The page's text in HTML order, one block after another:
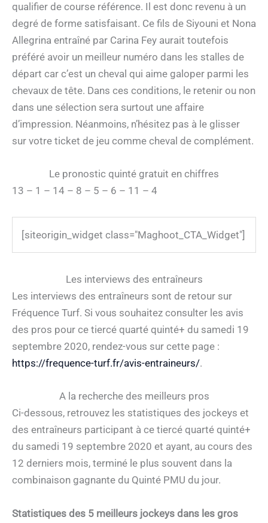
qualifier de course référence. Il est donc revenu à un
degré de forme satisfaisant. Ce fils de Siyouni et Nona
Allegrina entraîné par Carina Fey aurait toutefois
préféré avoir un meilleur numéro dans les stalles de
départ car c’est un cheval qui aime galoper parmi les
chevaux de tête. Dans ces conditions, le retenir ou non
dans une sélection sera surtout une affaire
d’impression. Néanmoins, n’hésitez pas à le glisser
sur votre ticket de jeu comme cheval de complément.
Le pronostic quinté gratuit en chiffres
13 – 1 – 14 – 8 – 5 – 6 – 11 – 4
[siteorigin_widget class="Maghoot_CTA_Widget"]
Les interviews des entraîneurs
Les interviews des entraîneurs sont de retour sur
Fréquence Turf. Si vous souhaitez consulter les avis
des pros pour ce tiercé quarté quinté+ du samedi 19
septembre 2020, rendez-vous sur cette page :
https://frequence-turf.fr/avis-entraineurs/.
A la recherche des meilleurs pros
Ci-dessous, retrouvez les statistiques des jockeys et
des entraîneurs participant à ce tiercé quarté quinté+
du samedi 19 septembre 2020 et ayant, au cours des
12 derniers mois, terminé le plus souvent dans la
combinaison gagnante du Quinté PMU du jour.
Statistiques des 5 meilleurs jockeys dans les gros